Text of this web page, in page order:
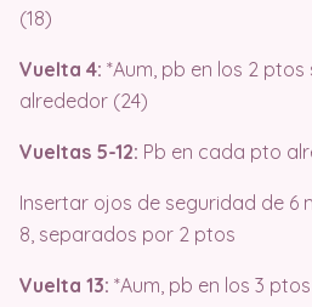
(18)
Vuelta 4: *Aum, pb en los 2
alrededor (24)
Vueltas 5-12: Pb en cada pto
Insertar ojos de seguridad de 6
8, separados por 2 ptos
Vuelta 13: *Aum, pb en los 3